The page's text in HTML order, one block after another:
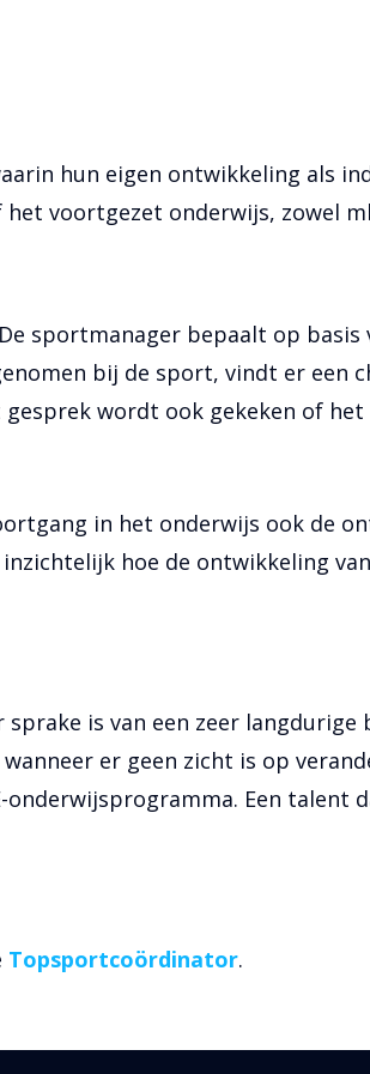
hun eigen ontwikkeling als
voortgezet onderwijs, zowel
sportmanager bepaalt op
bij de sport, vindt er een
wordt ook gekeken of
in het onderwijs ook de
hoe de ontwikkeling
is van een zeer
er geen zicht is op
Een talent
Topsportcoördinator.